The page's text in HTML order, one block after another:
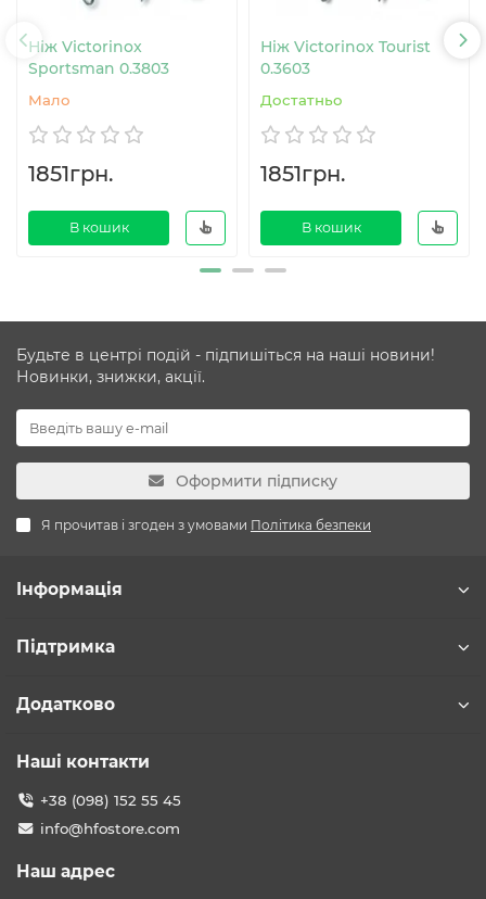
Ніж Victorinox
Sportsman 0.3803
Мало
1851грн.
В кошик
Ніж Victorinox Tourist
0.3603
Достатньо
1851грн.
В кошик
Будьте в центрі подій - підпишіться на наші новини!
Новинки, знижки, акції.
Оформити підписку
Я прочитав і згоден з умовами Політика безпеки
Інформація
Підтримка
Додатково
Наші контакти
+38 (098) 152 55 45
info@hfostore.com
Наш адрес